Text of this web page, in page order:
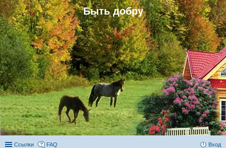
Быть добру
Ссылки FAQ Вход